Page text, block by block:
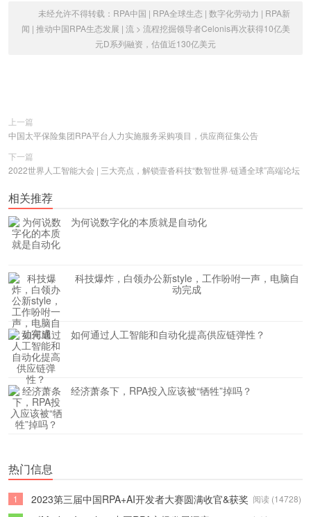
未经允许不得转载： RPA中国 | RPA全球生态 | 数字化劳动力 | RPA新
闻 | 推动中国RPA生态发展 | 流 > 流程挖掘领导者Celonis再次获得10亿美
元D系列融资，估值近130亿美元
上一篇
中国太平保险集团RPA平台人力实施服务采购项目，供应商征集公告
下一篇
2022世界人工智能大会 | 三大亮点，解锁壹沓科技“数智世界·链通全球”高端论坛
相关推荐
为何说数字化的本质就是自动化
科技爆炸，白领办公新style，工作吩咐一声，电脑自
动完成
如何通过人工智能和自动化提高供应链弹性？
经济萧条下，RPA投入应该被“牺牲”掉吗？
热门信息
阅读 (14728)
1
2023第三届中国RPA+AI开发者大赛圆满收官&获奖